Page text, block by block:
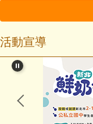
各處室資訊
課程計畫
家庭教育專區
活動宣導